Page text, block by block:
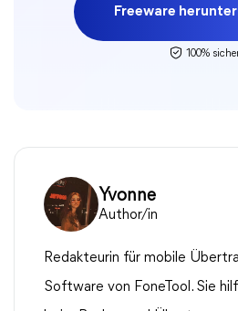
Freeware
100%
Yvonne
Author/in
Redakteurin für mobile
Software von FoneTool. Sie